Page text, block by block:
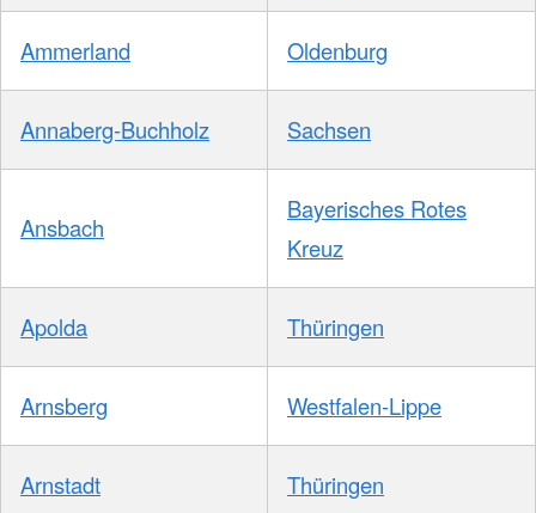
Ammerland Oldenburg
Annaberg-Buchholz Sachsen
Ansbach
Bayerisches Rotes
Kreuz
Apolda Thüringen
Arnsberg Westfalen-Lippe
Arnstadt Thüringen